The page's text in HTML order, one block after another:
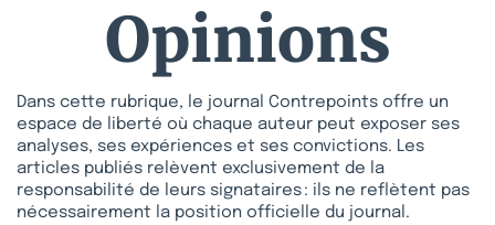
Opinions
Dans cette rubrique, le journal Contrepoints offre un
espace de liberté où chaque auteur peut exposer ses
analyses, ses expériences et ses convictions. Les
articles publiés relèvent exclusivement de la
responsabilité de leurs signataires : ils ne reflètent pas
nécessairement la position officielle du journal.